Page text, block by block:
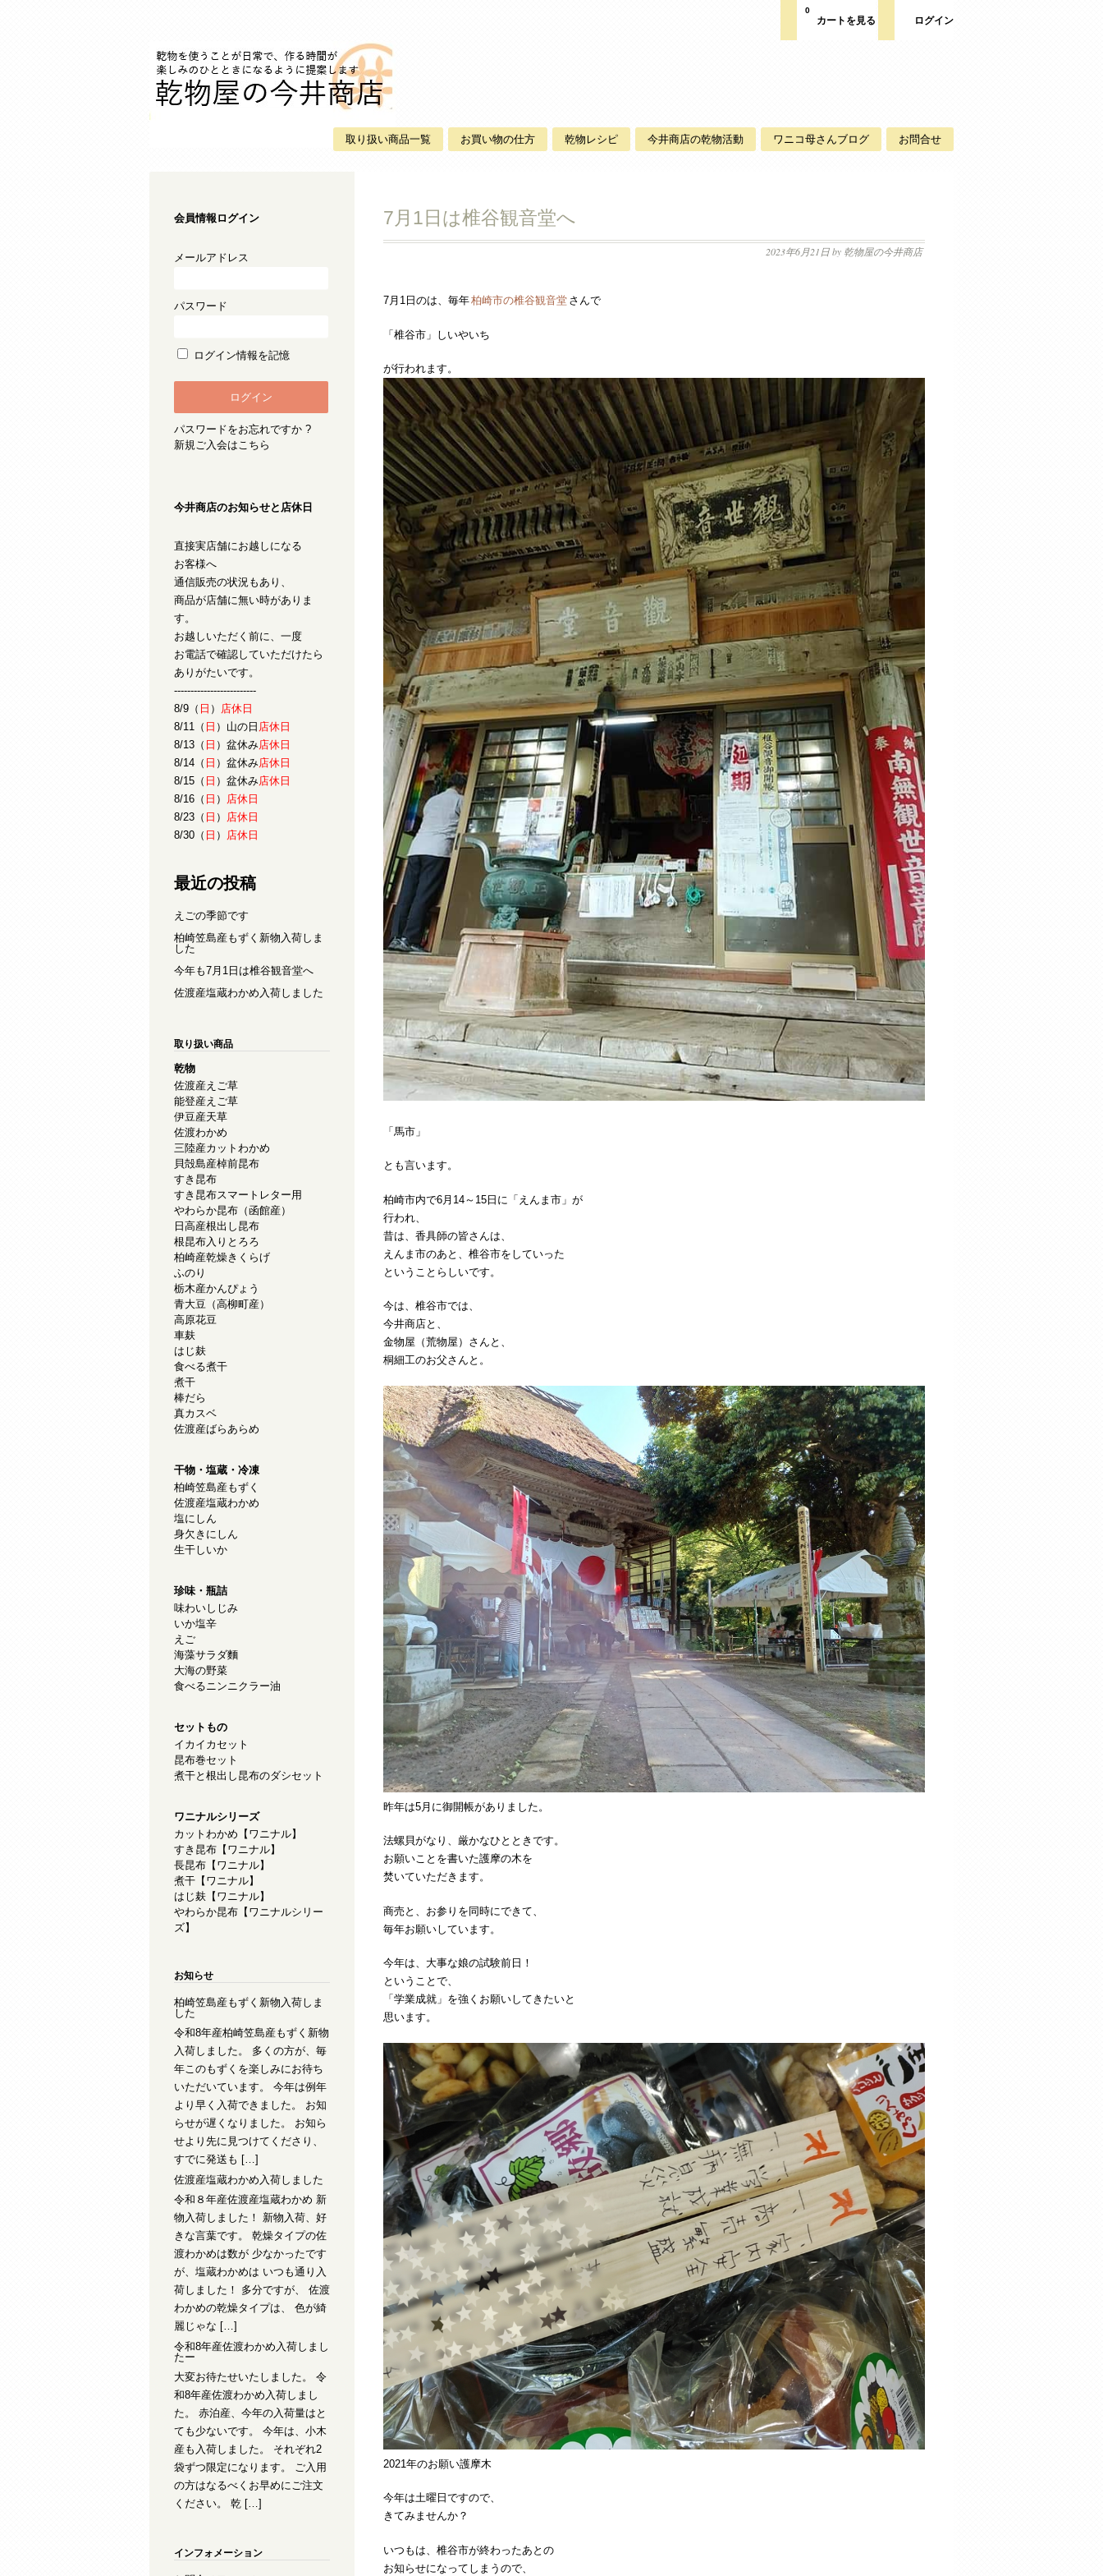
カートを見る
0
ログイン
取り扱い商品一覧 お買い物の仕方 乾物レシピ 今井商店の乾物活動 ワニコ母さんブログ お問合せ
7月1日は椎谷観音堂へ
2023年6月21日by 乾物屋の今井商店
7月1日のは、毎年柏崎市の椎谷観音堂 さんで
「椎谷市」しいやいち
が行われます。
「馬市」
とも言います。
柏崎市内で6月14～15日に「えんま市」が
行われ、
昔は、香具師の皆さんは、
えんま市のあと、椎谷市をしていった
ということらしいです。
今は、椎谷市では、
今井商店と、
金物屋（荒物屋）さんと、
桐細工のお父さんと。
昨年は5月に御開帳がありました。
法螺貝がなり、厳かなひとときです。
お願いことを書いた護摩の木を
焚いていただきます。
商売と、お参りを同時にできて、
毎年お願いしています。
今年は、大事な娘の試験前日！
ということで、
「学業成就」を強くお願いしてきたいと
思います。
2021年のお願い護摩木
今年は土曜日ですので、
きてみませんか？
いつもは、椎谷市が終わったあとの
お知らせになってしまうので、
会員情報ログイン
メールアドレス
パスワード
ログイン情報を記憶
パスワードをお忘れですか ?
新規ご入会はこちら
今井商店のお知らせと店休日
直接実店舗にお越しになる
お客様へ
通信販売の状況もあり、
商品が店舗に無い時がありま
す。
お越しいただく前に、一度
お電話で確認していただけたら
ありがたいです。
-------------------------
8/9（ 日 ） 店休日
8/11（ 日 ）山の日 店休日
8/13（ 日 ）盆休み店休日
8/14（ 日 ）盆休み店休日
8/15（ 日 ）盆休み店休日
8/16（ 日 ） 店休日
8/23（ 日 ） 店休日
8/30（ 日 ） 店休日
最近の投稿
えごの季節です
柏崎笠島産もずく新物入荷しま
した
今年も7月1日は椎谷観音堂へ
佐渡産塩蔵わかめ入荷しました
取り扱い商品
乾物
佐渡産えご草
能登産えご草
伊豆産天草
佐渡わかめ
三陸産カットわかめ
貝殻島産棹前昆布
すき昆布
すき昆布スマートレター用
やわらか昆布（函館産）
日高産根出し昆布
根昆布入りとろろ
柏崎産乾燥きくらげ
ふのり
栃木産かんぴょう
青大豆（高柳町産）
高原花豆
車麸
はじ麸
食べる煮干
煮干
棒だら
真カスベ
佐渡産ばらあらめ
干物・塩蔵・冷凍
柏崎笠島産もずく
佐渡産塩蔵わかめ
塩にしん
身欠きにしん
生干しいか
珍味・瓶詰
味わいしじみ
いか塩辛
えご
海藻サラダ麵
大海の野菜
食べるニンニクラー油
セットもの
イカイカセット
昆布巻セット
煮干と根出し昆布のダシセット
ワニナルシリーズ
カットわかめ【ワニナル】
すき昆布【ワニナル】
長昆布【ワニナル】
煮干【ワニナル】
はじ麸【ワニナル】
やわらか昆布【ワニナルシリー
ズ】
お知らせ
柏崎笠島産もずく新物入荷しま
した
令和8年産柏崎笠島産もずく新物
入荷しました。 多くの方が、毎
年このもずくを楽しみにお待ち
いただいています。 今年は例年
より早く入荷できました。 お知
らせが遅くなりました。 お知ら
せより先に見つけてくださり、
すでに発送も […]
佐渡産塩蔵わかめ入荷しました
令和８年産佐渡産塩蔵わかめ 新
物入荷しました！ 新物入荷、好
きな言葉です。 乾燥タイプの佐
渡わかめは数が 少なかったです
が、塩蔵わかめは いつも通り入
荷しました！ 多分ですが、 佐渡
わかめの乾燥タイプは、 色が綺
麗じゃな […]
令和8年産佐渡わかめ入荷しまし
たー
大変お待たせいたしました。 令
和8年産佐渡わかめ入荷しまし
た。 赤泊産、今年の入荷量はと
ても少ないです。 今年は、小木
産も入荷しました。 それぞれ2
袋ずつ限定になります。 ご入用
の方はなるべくお早めにご注文
ください。 乾 […]
インフォメーション